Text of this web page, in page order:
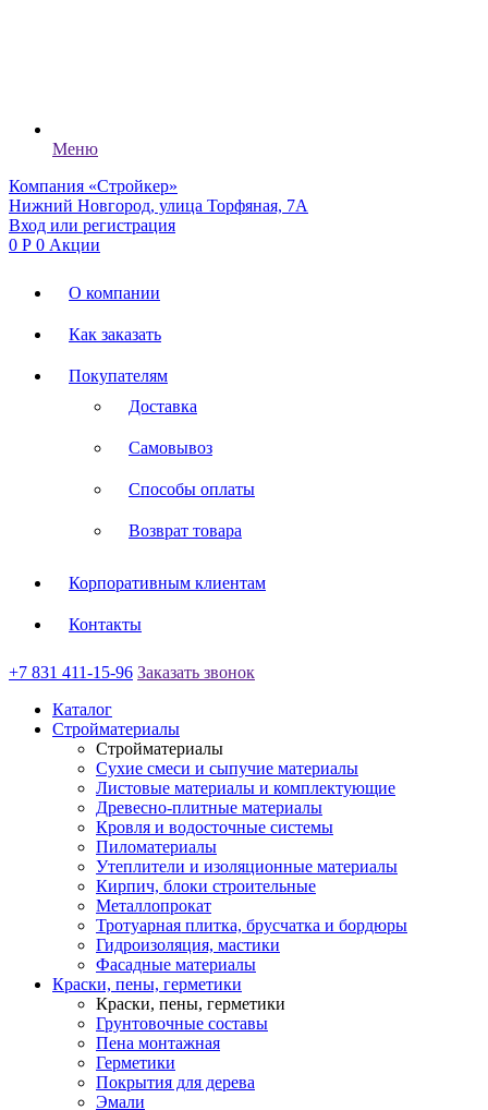
Меню
Компания «Стройкер»
Нижний Новгород, улица Торфяная, 7А
Вход или регистрация
0 Р 0 Акции
О компании
Как заказать
Покупателям
Доставка
Самовывоз
Способы оплаты
Возврат товара
Корпоративным клиентам
Контакты
+7 831 411-15-96 Заказать звонок
Каталог
Стройматериалы
Стройматериалы
Сухие смеси и сыпучие материалы
Листовые материалы и комплектующие
Древесно-плитные материалы
Кровля и водосточные системы
Пиломатериалы
Утеплители и изоляционные материалы
Кирпич, блоки строительные
Металлопрокат
Тротуарная плитка, брусчатка и бордюры
Гидроизоляция, мастики
Фасадные материалы
Краски, пены, герметики
Краски, пены, герметики
Грунтовочные составы
Пена монтажная
Герметики
Покрытия для дерева
Эмали